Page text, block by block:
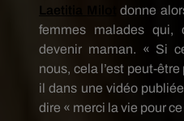
Laetitia
donne
femmes malades qui,
devenir maman. « Si
nous, cela l’est peut-
il dans une vidéo
dire « merci la vie pour